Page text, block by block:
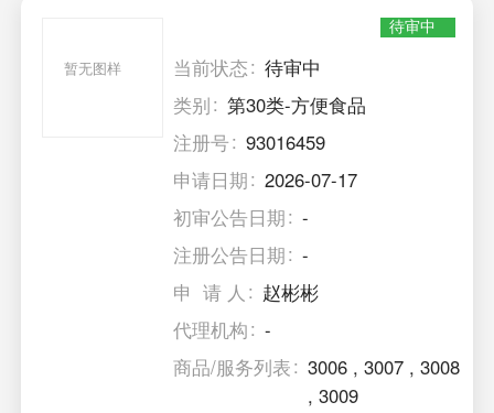
暂无图样
待审中
当前状态
待审中
类别
第30类-方便食品
注册号
93016459
申请日期
2026-07-17
初审公告日期
-
注册公告日期
-
申 请 人
赵彬彬
代理机构
-
商品/服务列表
3006 ,3007 ,3008
,3009